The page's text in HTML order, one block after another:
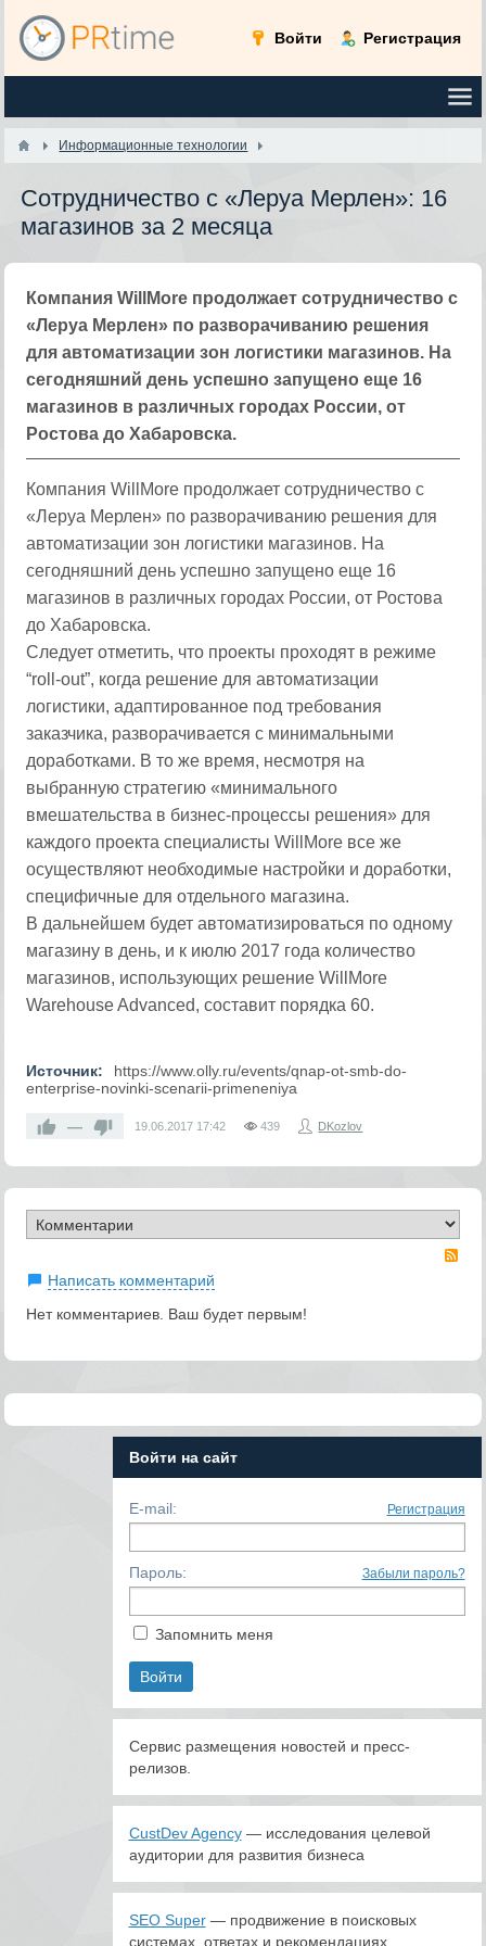
Войти Регистрация
Информационные технологии
Сотрудничество с «Леруа Мерлен»: 16
магазинов за 2 месяца
Компания WillMore продолжает сотрудничество с
«Леруа Мерлен» по разворачиванию решения
для автоматизации зон логистики магазинов. На
сегодняшний день успешно запущено еще 16
магазинов в различных городах России, от
Ростова до Хабаровска.
Компания WillMore продолжает сотрудничество с
«Леруа Мерлен» по разворачиванию решения для
автоматизации зон логистики магазинов. На
сегодняшний день успешно запущено еще 16
магазинов в различных городах России, от Ростова
до Хабаровска.
Следует отметить, что проекты проходят в режиме
“roll-out”, когда решение для автоматизации
логистики, адаптированное под требования
заказчика, разворачивается с минимальными
доработками. В то же время, несмотря на
выбранную стратегию «минимального
вмешательства в бизнес-процессы решения» для
каждого проекта специалисты WillMore все же
осуществляют необходимые настройки и доработки,
специфичные для отдельного магазина.
В дальнейшем будет автоматизироваться по одному
магазину в день, и к июлю 2017 года количество
магазинов, использующих решение WillMore
Warehouse Advanced, составит порядка 60.
Источник:
https://www.olly.ru/events/qnap-ot-smb-do-
enterprise-novinki-scenarii-primeneniya
— 19.06.2017 17:42 439 DKozlov
Написать комментарий
Нет комментариев. Ваш будет первым!
Войти на сайт
E-mail: Регистрация
Пароль: Забыли пароль?
Запомнить меня
Сервис размещения новостей и пресс-
релизов.
CustDev Agency— исследования целевой
аудитории для развития бизнеса
SEO Super— продвижение в поисковых
системах, ответах и рекомендациях